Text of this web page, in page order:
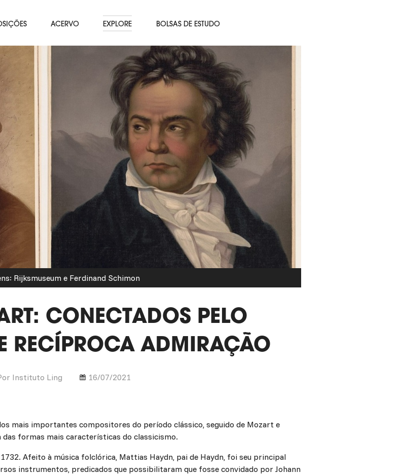
ACERVO EXPLORE BOLSAS DE ESTUDO
Rijksmuseum e Ferdinand Schimon
CONECTADOS PELO
RECÍPROCA ADMIRAÇÃO
Instituto Ling 16/07/2021
mais importantes compositores do período clássico, seguido de Mozart e
das formas mais características do classicismo.
Afeito à música folclórica, Mattias Haydn, pai de Haydn, foi seu principal
instrumentos, predicados que possibilitaram que fosse convidado por Johann